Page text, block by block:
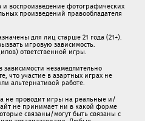
воспроизведение фотографических
произведений правообладателя
для лиц старше 21 года (21+).
игровую зависимость.
ответственной игры.
незамедлительно
что участие в азартных играх не
альтернативой работе.
не проводит игры на реальные и/
не принимает ни в какой форме
связаны/могут быть связаны c